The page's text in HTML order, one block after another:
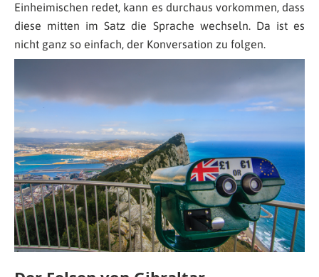
Einheimischen redet, kann es durchaus vorkommen, dass
diese mitten im Satz die Sprache wechseln. Da ist es
nicht ganz so einfach, der Konversation zu folgen.